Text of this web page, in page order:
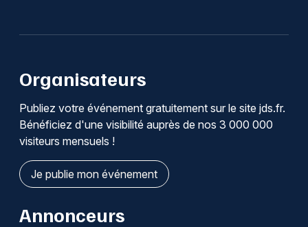
Organisateurs
Publiez votre événement gratuitement sur le site jds.fr.
Bénéficiez d'une visibilité auprès de nos 3 000 000
visiteurs mensuels !
Je publie mon événement
Annonceurs